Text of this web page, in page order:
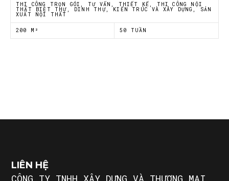
Tôi đồng ý vớiChính sách riêng tưcủa Nội thất
THI CÔNG TRỌN GÓI, TƯ VẤN, THIẾT KẾ, THI CÔNG NỘI
THẤT BIỆT THỰ, DINH THỰ, KIẾN TRÚC VÀ XÂY DỰNG, SẢN
XUẤT NỘI THẤT
200 M² 50 TUẦN
LIÊN HỆ
CÔNG TY TNHH XÂY DỰNG VÀ THƯƠNG MẠI